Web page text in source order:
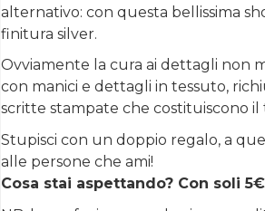
alternativo: con questa bellissima
finitura silver.
Ovviamente la cura ai dettagli non
con manici e dettagli in tessuto,
scritte stampate che costituiscono
Stupisci con un doppio regalo, a
alle persone che ami!
Cosa stai aspettando? Con soli